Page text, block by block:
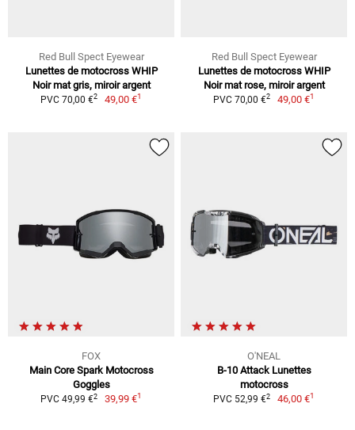
Red Bull Spect Eyewear
Lunettes de motocross WHIP
Noir mat gris, miroir argent
PVC 70,00 €2 49,00 €1
Red Bull Spect Eyewear
Lunettes de motocross WHIP
Noir mat rose, miroir argent
PVC 70,00 €2 49,00 €1
FOX
Main Core Spark Motocross
Goggles
PVC 49,99 €2 39,99 €1
O'NEAL
B-10 Attack Lunettes
motocross
PVC 52,99 €2 46,00 €1